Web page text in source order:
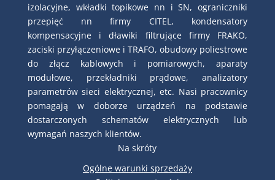
izolacyjne, wkładki topikowe nn i SN, ograniczniki
przepięć nn firmy CITEL, kondensatory
kompensacyjne i dławiki filtrujące firmy FRAKO,
zaciski przyłączeniowe i TRAFO, obudowy poliestrowe
do złącz kablowych i pomiarowych, aparaty
modułowe, przekładniki prądowe, analizatory
parametrów sieci elektrycznej, etc. Nasi pracownicy
pomagają w doborze urządzeń na podstawie
dostarczonych schematów elektrycznych lub
wymagań naszych klientów.
Na skróty
Ogólne warunki sprzedaży